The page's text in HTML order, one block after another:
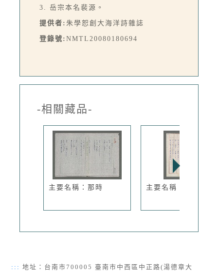
3. 岳宗本名裴源。
提供者: 朱學恕創大海洋詩雜誌
登錄號: NMTL20080180694
-相關藏品-
主要名稱：那時 主要名稱：意志巍峩
::: 地址：台南市700005 臺南市中西區中正路(湯德章大